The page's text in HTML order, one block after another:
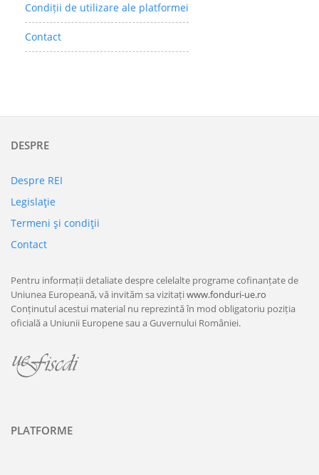
Condiții de utilizare ale platformei
Contact
DESPRE
Despre REI
Legislaţie
Termeni şi condiţii
Contact
Pentru informații detaliate despre celelalte programe cofinanțate de
Uniunea Europeană, vă invităm sa vizitațiwww.fonduri-ue.ro
Conținutul acestui material nu reprezintă în mod obligatoriu poziția
oficială a Uniunii Europene sau a Guvernului României.
PLATFORME